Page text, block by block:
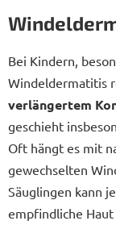
Bei Kindern,
Windeldermatitis
verlängertem
geschieht
Oft hängt es mit
gewechselten
Säuglingen kann
empfindliche Haut